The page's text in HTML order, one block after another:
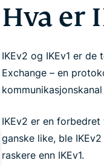
Hva er
IKEv2 og IKEv1 er de
Exchange – en
IKEv2 er en forbedret
ganske like, ble
raskere enn IKEv1.